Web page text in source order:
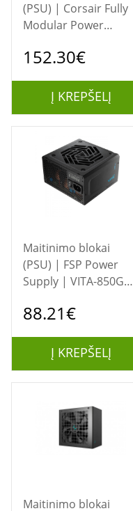
(PSU) | Corsair Fully
Modular Power
Series RM850x | 850
152.30€
Į KREPŠELĮ
Maitinimo blokai
(PSU) | FSP Power
Supply | VITA-850GD
88.21€
Į KREPŠELĮ
Maitinimo blokai